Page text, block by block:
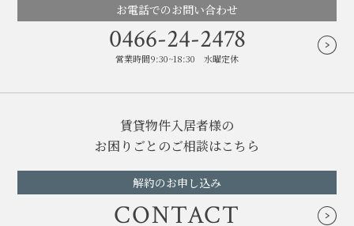
お電話でのお問い合わせ
0466-24-2478
営業時間9:30~18:30 水曜定休
賃貸物件入居者様の
お困りごとのご相談はこちら
解約のお申し込み
CONTACT